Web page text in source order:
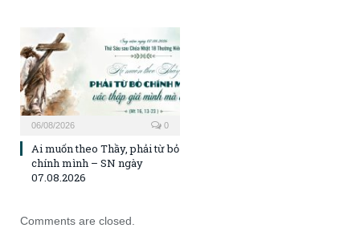
06/08/2026 0
Ai muốn theo Thầy, phải từ bỏ
chính mình – SN ngày
07.08.2026
Comments are closed.